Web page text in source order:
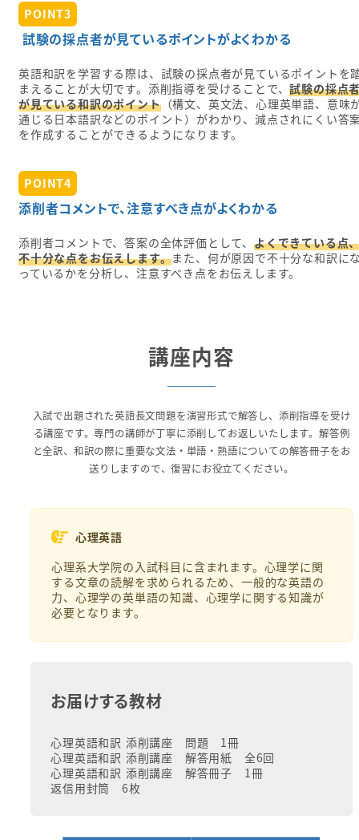
POINT3
試験の採点者が見ているポイントがよくわかる
英語和訳を学習する際は、試験の採点者が見ているポイントを
まえることが大切です。添削指導を受けることで、試験の採点
が見ている和訳のポイント（構文、英文法、心理英単語、意味
通じる日本語訳などのポイント）がわかり、減点されにくい答
を作成することができるようになります。
POINT4
添削者コメントで、注意すべき点がよくわかる
添削者コメントで、答案の全体評価として、よくできている点
不十分な点をお伝えします。また、何が原因で不十分な和訳に
っているかを分析し、注意すべき点をお伝えします。
講座内容
入試で出題された英語長文問題を演習形式で解答し、添削指導を受け
る講座です。専門の講師が丁寧に添削してお返しいたします。解答例
と全訳、和訳の際に重要な文法・単語・熟語についての解答冊子をお
送りしますので、復習にお役立てください。
心理英語
心理系大学院の入試科目に含まれます。心理学に関
する文章の読解を求められるため、一般的な英語の
力、心理学の英単語の知識、心理学に関する知識が
必要となります。
お届けする教材
心理英語和訳 添削講座 問題 1冊
心理英語和訳 添削講座 解答用紙 全6回
心理英語和訳 添削講座 解答冊子 1冊
返信用封筒 6枚